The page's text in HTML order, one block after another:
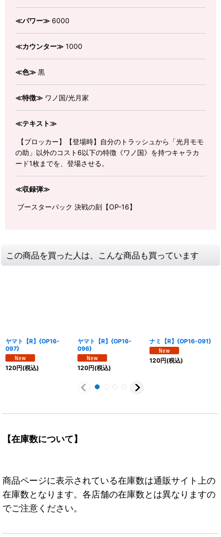
≪パワー≫ 6000
≪カウンター≫ 1000
≪色≫ 黒
≪特徴≫ ワノ国/光月家
≪テキスト≫
【ブロッカー】【登場時】自分のトラッシュから「光月モモ
の助」以外のコスト6以下の特徴《ワノ国》を持つキャラカ
ード1枚までを、登場させる。
≪収録弾≫
ブースターパック 決戦の刻【OP-16】
この商品を買った人は、こんな商品も買っています
ヤマト【R】{OP16-
097}
120円(税込)
ヤマト【R】{OP16-
096}
120円(税込)
ナミ【R】{OP16-091}
120円(税込)
【在庫数について】
商品ページに表示されている在庫数は通販サイト上の
在庫数となります。各店舗の在庫数とは異なりますの
でご注意ください。